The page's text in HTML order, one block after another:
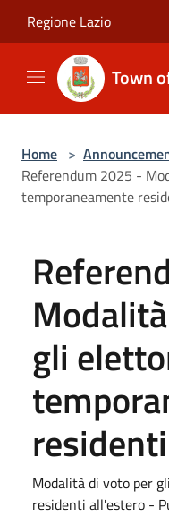
Regione Lazio
Town
Home >
Referendum 2025 -
temporaneamente
gli
Modalità di voto per
residenti all'estero -